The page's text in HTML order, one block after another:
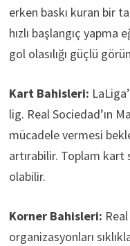
erken baskı kuran bir
hızlı başlangıç yapma
gol olasılığı güçlü
Kart Bahisleri:
lig. Real Sociedad’ın
mücadele vermesi
artırabilir. Toplam kart
olabilir.
Korner Bahisleri:
organizasyonları